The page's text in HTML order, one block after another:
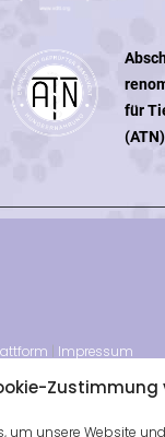
Zustimmung
um unsere Website
für
Impressum